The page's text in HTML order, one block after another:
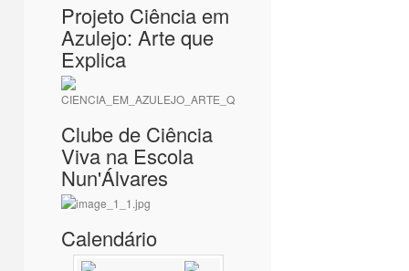
Projeto Ciência em
Azulejo: Arte que
Explica
Clube de Ciência
Viva na Escola
Nun'Álvares
Calendário